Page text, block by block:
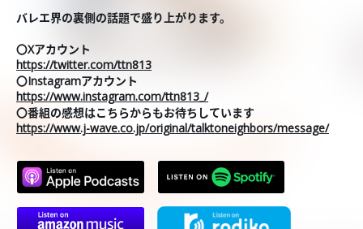
バレエ界の裏側の話題で盛り上がります。
〇Xアカウント
https://twitter.com/ttn813
〇Instagramアカウント
https://www.instagram.com/ttn813_/
〇番組の感想はこちらからもお待ちしています
https://www.j-wave.co.jp/original/talktoneighbors/message/